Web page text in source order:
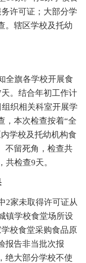
许可证；大部分学
。辖区学校及托幼
旗各学校开展食
。结合年初工作计
织相关科室开展学
，本次检查按着“全
学校及托幼机构食
不留死角，检查共
共检查9天。
家未取得许可证从
镇学校食堂场所设
校食堂采购食品原
报告非当批次报
绝大部分学校不使